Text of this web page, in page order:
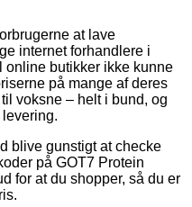
at lave
internet forhandlere i
online butikker ikke kunne
på mange af deres
voksne – helt i bund, og
blive gunstigt at checke
på GOT7 Protein
for at du shopper, så du er